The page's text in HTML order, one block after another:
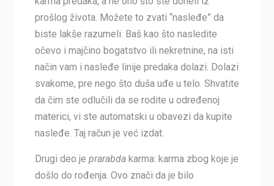
prošlog života. Možete to zvati “nasleđe” da
biste lakše razumeli. Baš kao što nasledite
očevo i majčino bogatstvo ili nekretnine, na isti
način vam i nasleđe linije predaka dolazi. Dolazi
svakome, pre nego što duša uđe u telo. Shvatite
da čim ste odlučili da se rodite u određenoj
materici, vi ste automatski u obavezi da kupite
nasleđe. Taj račun je već izdat.
Drugi deo je prarabdakarma: karma zbog koje je
došlo do rođenja. Ovo znači da je bilo